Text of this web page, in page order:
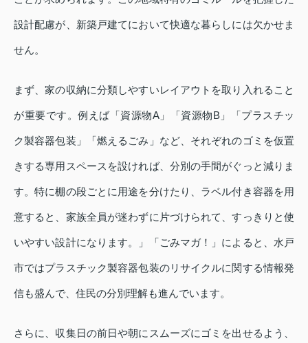
設計配慮が、新築戸建てにおいて快適な暮らしには欠かせま
せん。
まず、家の収納に分類しやすいレイアウトを取り入れること
が重要です。例えば「資源物A」「資源物B」「プラスチッ
ク製容器包装」「燃えるごみ」など、それぞれのゴミを仮置
きする専用スペースを設ければ、分別の手間がぐっと減りま
す。特に棚の段ごとに用途を分けたり、ラベル付き容器を用
意すると、家族全員が迷わずに片づけられて、すっきりと使
いやすい設計になります。」「ごみマガ！」によると、水戸
市ではプラスチック製容器包装のリサイクルに関する情報発
信も盛んで、住民の分別理解も進んでいます。
さらに、収集日の前日や朝にスムーズにゴミを出せるよう、